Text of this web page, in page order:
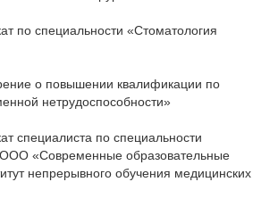
по специальности «Стоматология
о повышении квалификации по
нетрудоспособности»
специалиста по специальности
ООО «Современные образовательные
непрерывного обучения медицинских